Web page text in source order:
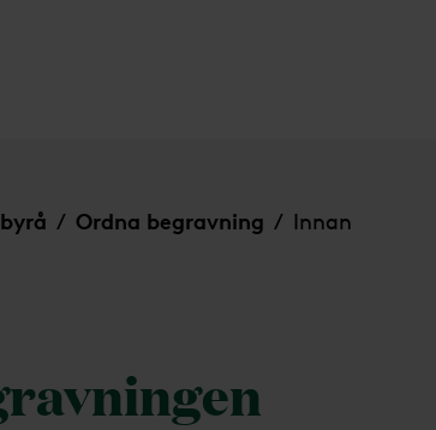
/ Ordna begravning / Innan